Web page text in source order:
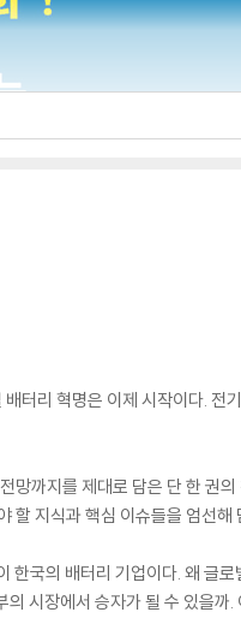
터리 혁명은 이제 시작이다. 전
망까지를 제대로 담은 단 한 권
할 지식과 핵심 이슈들을 엄선해
한국의 배터리 기업이다. 왜 글로
시장에서 승자가 될 수 있을까.